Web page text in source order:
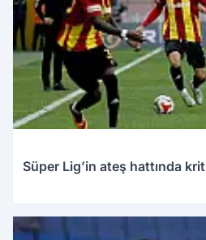
Süper Lig’in ateş hattında